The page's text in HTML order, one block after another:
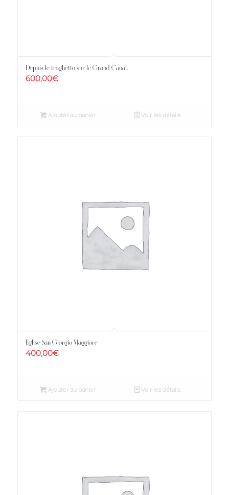
Depuis le traghetto sur le Grand Canal.
600,00€
Ajouter au panier Voir les détails
Eglise San Giorgio Maggiore
400,00€
Ajouter au panier Voir les détails